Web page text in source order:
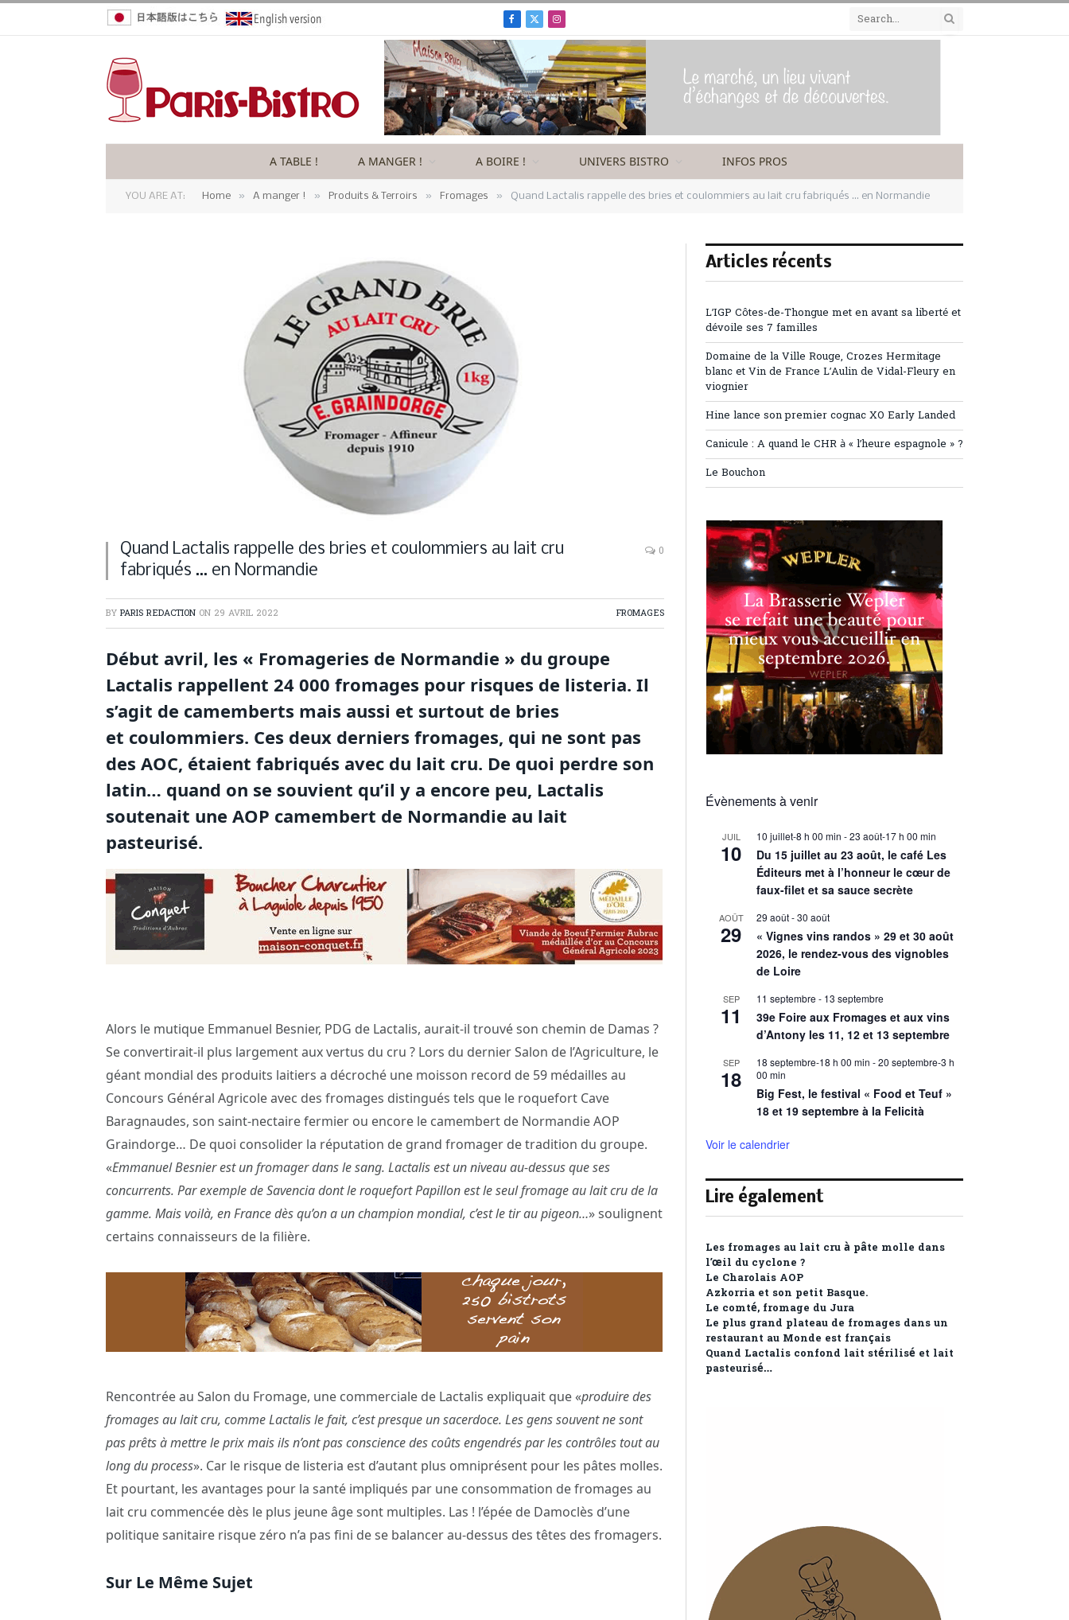
Facebook
X
(Twitter)
Instagram
A TABLE ! A MANGER ! A BOIRE ! UNIVERS BISTRO INFOS PROS
YOU ARE AT: Home » A manger ! » Produits & Terroirs » Fromages » Quand Lactalis rappelle des bries et coulommiers au lait cru fabriqués … en Normandie
Quand Lactalis rappelle des bries et coulommiers au lait cru
fabriqués … en Normandie
0
BY PARIS REDACTION ON 29 AVRIL 2022 FROMAGES
Début avril, les « Fromageries de Normandie » du groupe
Lactalis rappellent 24 000 fromages pour risques de listeria. Il
s’agit de camemberts mais aussi et surtout de bries
et coulommiers. Ces deux derniers fromages, qui ne sont pas
des AOC, étaient fabriqués avec du lait cru. De quoi perdre son
latin… quand on se souvient qu’il y a encore peu, Lactalis
soutenait une AOP camembert de Normandie au lait
pasteurisé.
Alors le mutique Emmanuel Besnier, PDG de Lactalis, aurait-il trouvé son chemin de Damas ?
Se convertirait-il plus largement aux vertus du cru ? Lors du dernier Salon de l’Agriculture, le
géant mondial des produits laitiers a décroché une moisson record de 59 médailles au
Concours Général Agricole avec des fromages distingués tels que le roquefort Cave
Baragnaudes, son saint-nectaire fermier ou encore le camembert de Normandie AOP
Graindorge… De quoi consolider la réputation de grand fromager de tradition du groupe.
«Emmanuel Besnier est un fromager dans le sang. Lactalis est un niveau au-dessus que ses
concurrents. Par exemple de Savencia dont le roquefort Papillon est le seul fromage au lait cru de la
gamme. Mais voilà, en France dès qu’on a un champion mondial, c’est le tir au pigeon…» soulignent
certains connaisseurs de la filière.
Rencontrée au Salon du Fromage, une commerciale de Lactalis expliquait que «produire des
fromages au lait cru, comme Lactalis le fait, c’est presque un sacerdoce. Les gens souvent ne sont
pas prêts à mettre le prix mais ils n’ont pas conscience des coûts engendrés par les contrôles tout au
long du process». Car le risque de listeria est d’autant plus omniprésent pour les pâtes molles.
Et pourtant, les avantages pour la santé impliqués par une consommation de fromages au
lait cru commencée dès le plus jeune âge sont multiples. Las ! l’épée de Damoclès d’une
politique sanitaire risque zéro n’a pas fini de se balancer au-dessus des têtes des fromagers.
Sur Le Même Sujet
Articles récents
L’IGP Côtes-de-Thongue met en avant sa liberté et
dévoile ses 7 familles
Domaine de la Ville Rouge, Crozes Hermitage
blanc et Vin de France L’Aulin de Vidal-Fleury en
viognier
Hine lance son premier cognac XO Early Landed
Canicule : A quand le CHR à « l’heure espagnole » ?
Le Bouchon
Évènements à venir
JUIL
10
10 juillet-8 h 00 min -23 août-17 h 00 min
Du 15 juillet au 23 août, le café Les
Éditeurs met à l’honneur le cœur de
faux-filet et sa sauce secrète
AOÛT
29
29 août-30 août
« Vignes vins randos » 29 et 30 août
2026, le rendez-vous des vignobles
de Loire
SEP
11
11 septembre - 13 septembre
39e Foire aux Fromages et aux vins
d’Antony les 11, 12 et 13 septembre
SEP
18
18 septembre-18 h 00 min -20 septembre-3 h
00 min
Big Fest, le festival « Food et Teuf »
18 et 19 septembre à la Felicità
Voir le calendrier
Lire également
Les fromages au lait cru à pâte molle dans
l’œil du cyclone ?
Le Charolais AOP
Azkorria et son petit Basque.
Le comté, fromage du Jura
Le plus grand plateau de fromages dans un
restaurant au Monde est français
Quand Lactalis confond lait stérilisé et lait
pasteurisé…